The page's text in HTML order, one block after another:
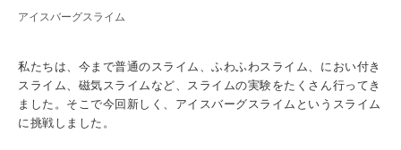
1. Action！x 工学院大学
アイスバーグスライム
私たちは、今まで普通のスライム、ふわふわスライム、におい付き
スライム、磁気スライムなど、スライムの実験をたくさん行ってき
ました。そこで今回新しく、アイスバーグスライムというスライム
に挑戦しました。